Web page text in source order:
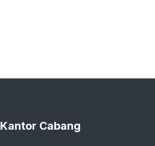
Kantor Cabang